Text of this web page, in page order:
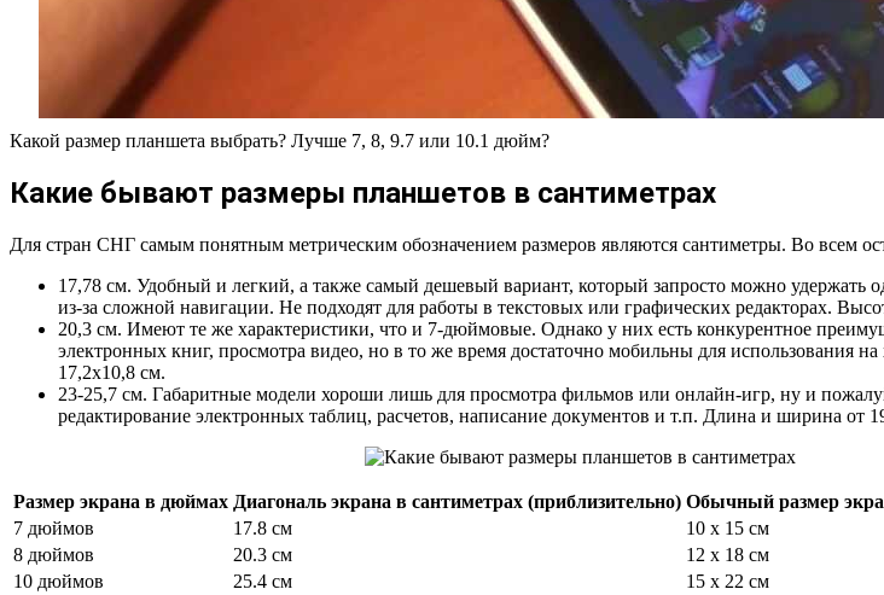
Какой размер планшета выбрать? Лучше 7, 8, 9.7 или 10.1 дюйм?
Какие бывают размеры планшетов в сантиметрах
Для стран СНГ самым понятным метрическим обозначением размеров являются сантиметры. Во всем
17,78 см. Удобный и легкий, а также самый дешевый вариант, который запросто можно удержать
из-за сложной навигации. Не подходят для работы в текстовых или графических редакторах.
20,3 см. Имеют те же характеристики, что и 7-дюймовые. Однако у них есть конкурентное
электронных книг, просмотра видео, но в то же время достаточно мобильны для использования
17,2х10,8 см.
23-25,7 см. Габаритные модели хороши лишь для просмотра фильмов или онлайн-игр, ну и
редактирование электронных таблиц, расчетов, написание документов и т.п. Длина и ширина от
Размер экрана в дюймах Диагональ экрана в сантиметрах (приблизительно) Обычный размер
7 дюймов
17.8 см
10 x 15 см
8 дюймов
20.3 см
12 x 18 см
10 дюймов
25.4 см
15 x 22 см